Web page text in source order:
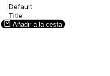
venta
Default
Title
Añadir a la cesta